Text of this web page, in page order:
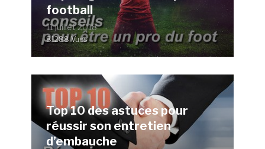
football
11 juillet 2018
81288 Vues
Top 10 des astuces pour
réussir son entretien
d’embauche